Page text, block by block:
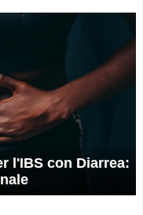
l'IBS con Diarrea: